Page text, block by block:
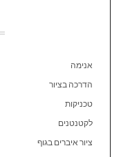
אנימה
הדרכה בציור
טכניקות
לקטנטנים
ציור איברים בגוף